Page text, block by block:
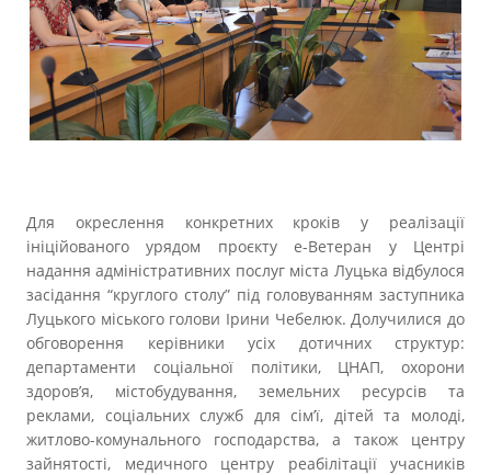
Прозорість влади
Документи
Для окреслення конкретних кроків у реалізації
ініційованого урядом проєкту е-Ветеран у Центрі
надання адміністративних послуг міста Луцька відбулося
засідання “круглого столу” під головуванням заступника
Луцького міського голови Ірини Чебелюк. Долучилися до
обговорення керівники усіх дотичних структур:
департаменти соціальної політики, ЦНАП, охорони
здоров’я, містобудування, земельних ресурсів та
реклами, соціальних служб для сім’ї, дітей та молоді,
житлово-комунального господарства, а також центру
зайнятості, медичного центру реабілітації учасників